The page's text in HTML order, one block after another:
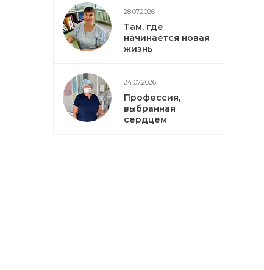
28.07.2026
Там, где
начинается новая
жизнь
24.07.2026
Профессия,
выбранная
сердцем